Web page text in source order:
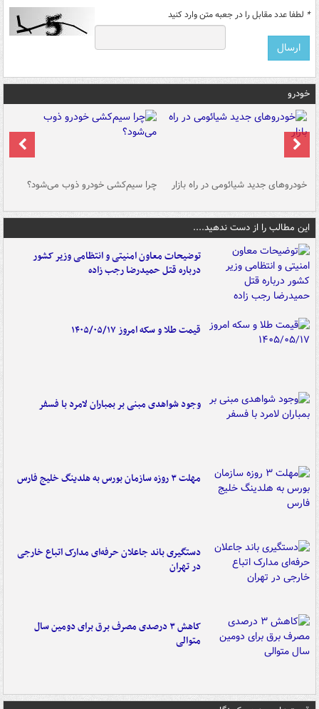
* لطفا عدد مقابل را در جعبه متن وارد کنید
خودرو
خودروهای جدید شیائومی در راه بازار چرا سیم‌کشی خودرو ذوب می‌شود؟
این مطالب را از دست ندهید....
توضیحات معاون امنیتی و انتظامی وزیر کشور
درباره قتل حمیدرضا رجب زاده
قیمت طلا و سکه امروز ۱۴۰۵/۰۵/۱۷
وجود شواهدی مبنی بر بمباران لامرد با فسفر
مهلت ۳ روزه سازمان بورس به هلدینگ خلیج فارس
دستگیری باند جاعلان حرفه‌ای مدارک اتباع خارجی
در تهران
کاهش ۳ درصدی مصرف برق برای دومین سال
متوالی